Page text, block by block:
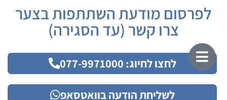
לפרסום מודעת השתתפות בצער
צרו קשר (עד הסגירה)
לחצו לחיוג: 077-9971000
לשליחת הודעה בוואטסאפ